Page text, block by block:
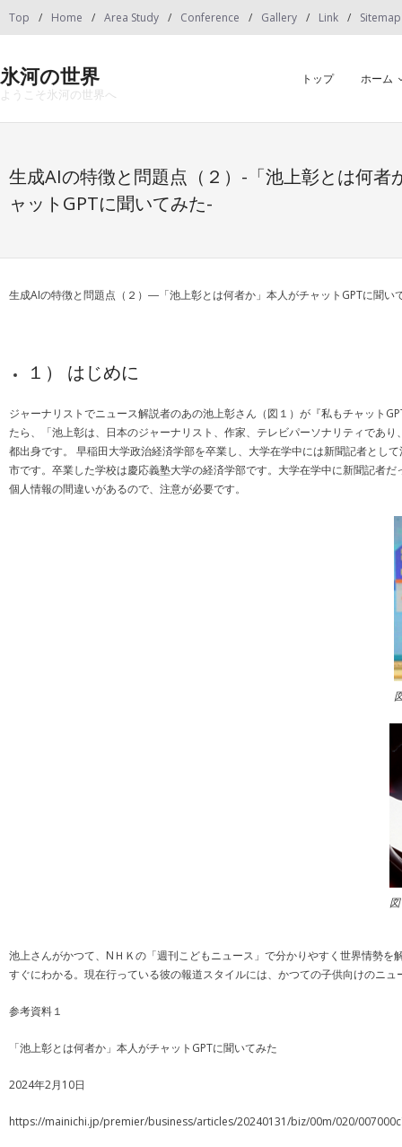
Top Home Area Study Conference Gallery Link Sitemap
氷河の世界
ようこそ氷河の世界へ
トップ ホーム
生成AIの特徴と問題点（２）-「池上彰とは何者
ャットGPTに聞いてみた-
生成AIの特徴と問題点（２）―「池上彰とは何者か」本人がチャットGPTに聞い
１） はじめに
ジャーナリストでニュース解説者のあの池上彰さん（図１）が『私もチャット
たら、「池上彰は、日本のジャーナリスト、作家、テレビパーソナリティであ
都出身です。 早稲田大学政治経済学部を卒業し、大学在学中には新聞記者とし
市です。卒業した学校は慶応義塾大学の経済学部です。大学在学中に新聞記者
個人情報の間違いがあるので、注意が必要です。
池上さんがかつて、NＨＫの「週刊こどもニュース」で分かりやすく世界情勢
すぐにわかる。現在行っている彼の報道スタイルには、かつての子供向けのニ
参考資料１
「池上彰とは何者か」本人がチャットGPTに聞いてみた
2024年2月10日
https://mainichi.jp/premier/business/articles/20240131/biz/00m/020/